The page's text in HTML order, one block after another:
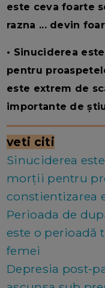
este ceva foarte
razna ... devin
• Sinuciderea
pentru
este extrem de
importante de
veti citi
Sinuciderea
morții pentru
constientizarea
Perioada de
este o perioadă
femei
Depresia post-